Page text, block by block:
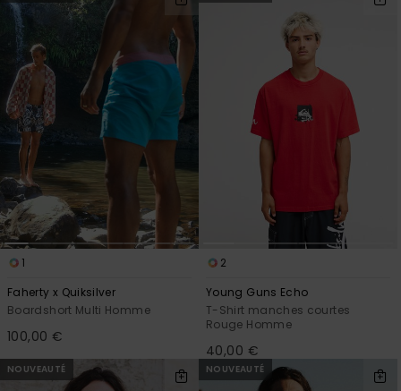
1
Faherty x Quiksilver
Boardshort Multi Homme
100,00 €
2
Young Guns Echo
T-Shirt manches courtes
Rouge Homme
40,00 €
NOUVEAUTÉ NOUVEAUTÉ